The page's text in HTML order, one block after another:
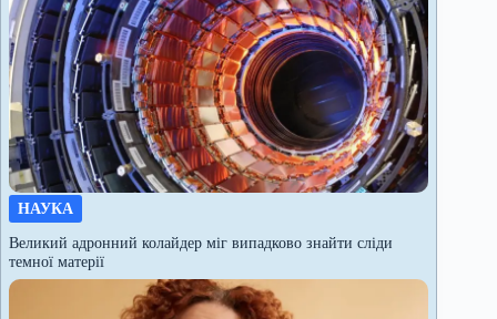
НАУКА
Великий адронний колайдер міг випадково знайти сліди
темної матерії